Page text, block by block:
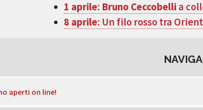
1 aprile: Bruno Ceccobellia
8 aprile: Un filo rosso tra
aperti on line!